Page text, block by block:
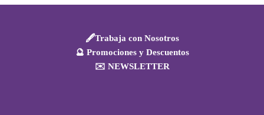
🖋️Trabaja con Nosotros
🔮 Promociones y Descuentos
✉️ NEWSLETTER